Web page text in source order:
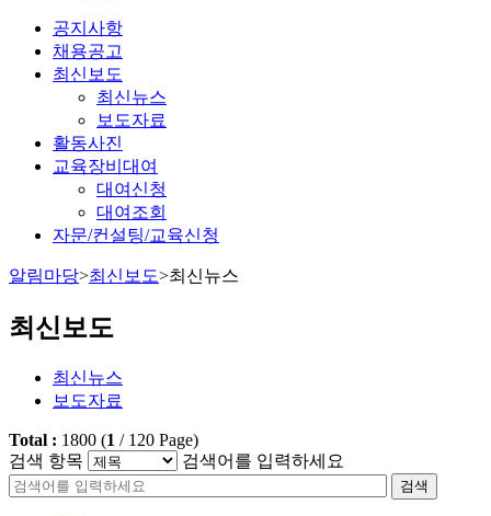
공지사항
채용공고
최신보도
최신뉴스
보도자료
활동사진
교육장비대여
대여신청
대여조회
자문/컨설팅/교육신청
알림마당>최신보도>최신뉴스
최신보도
최신뉴스
보도자료
Total : 1800 (1 / 120 Page)
검색 항목
검색어를 입력하세요
검색